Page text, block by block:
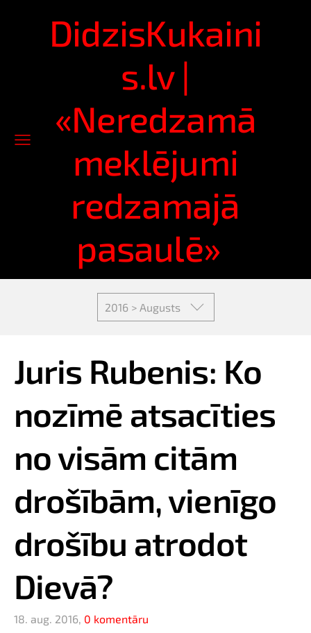
DidzisKukaini
s.lv |
«Neredzamā
meklējumi
redzamajā
pasaulē»
2016 > Augusts
Juris Rubenis: Ko
nozīmē atsacīties
no visām citām
drošībām, vienīgo
drošību atrodot
Dievā?
18. aug. 2016, 0 komentāru